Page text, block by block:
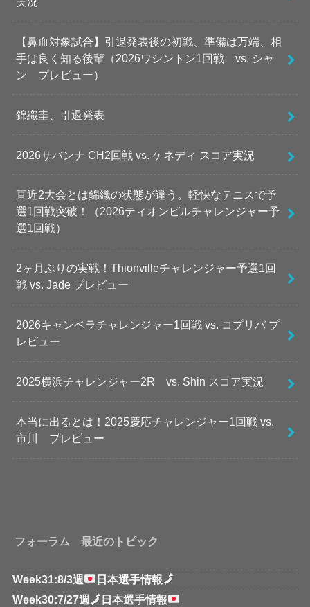
【鼻血対象試合】引退発表後の初戦、準備は万端、相
手は良く知る後輩（2026ワシントン1回戦 vs. シャ
ン プレビュー）
錦織圭、引退発表
2026サバンナ CH2回戦 vs. ケネディ スコア実況
直近2大会とは錦織の状態が違う。軽快なテニスで予
選1回戦突破！（2026ティオンビルチャレンジャー予
選1回戦）
2ヶ月ぶりの実戦！Thionvilleチャレンジャー予選1回
戦 vs. Jade プレビュー
2026キャンベラチャレンジャー1回戦 vs. コプリバ プ
レビュー
2025横浜チャレンジャー2R vs. Shin スコア実況
本当に出るとは！2025慶応チャレンジャー1回戦 vs.
市川 プレビュー
フォーラム 最近のトピック
Week31:8/3週 日本選手情報🗾
Week30:7/27週 🗾 日本選手情報